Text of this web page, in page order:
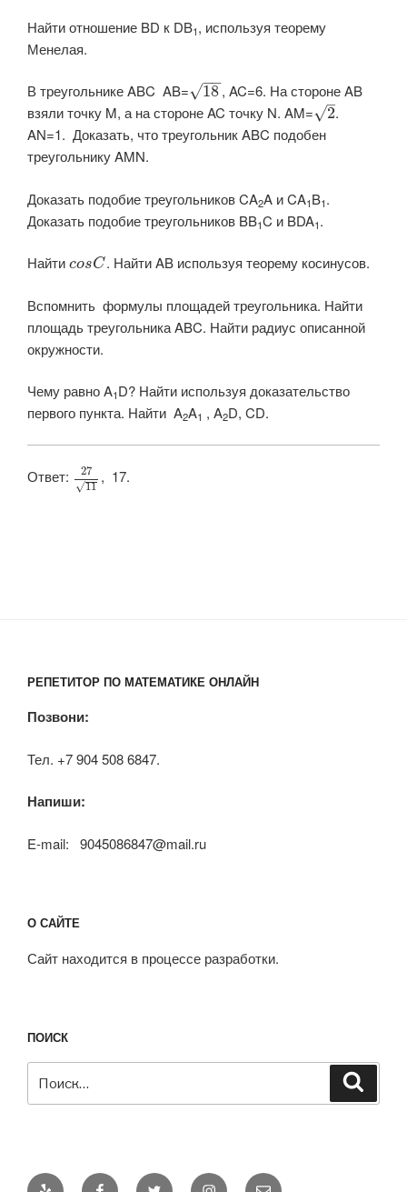
Найти отношение BD к DB1, используя теорему
Менелая.
В треугольнике ABC AB=​ 18
−−
√
​, AC=6​. На стороне AB
взяли точку M, а на стороне AC точку N. AM=
2
–
√ .
AN=1. Доказать, что треугольник ABC подобен
треугольнику AMN.
Доказать подобие треугольников CA2A и CA1B1.
Доказать подобие треугольников BB1C и BDA1.
Найти ​ cosC​. Найти AB используя теорему косинусов.
Вспомнить формулы площадей треугольника. Найти
площадь треугольника ABC. Найти радиус описанной
окружности.
Чему равно A1D? Найти используя доказательство
первого пункта. Найти A2A1 , A2D, CD.
Ответ: ​
27
11
√
​, 17.
РЕПЕТИТОР ПО МАТЕМАТИКЕ ОНЛАЙН
Позвони:
Тел. +7 904 508 6847.
Напиши:
E-mail: 9045086847@mail.ru
О САЙТЕ
Сайт находится в процессе разработки.
ПОИСК
Yelp FacebookTwitter InstagramEmail